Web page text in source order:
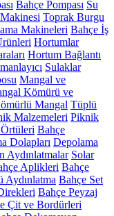
Bahçe Pompası Su
Toprak Burgu
Makineleri Bahçe İş
Hortumlar
Hortum Bağlantı
Sulaklar
Mangal ve
Kömürü ve
Mangal Tüplü
Malzemeleri Piknik
Bahçe
Dolapları Depolama
Aydınlatmalar Solar
Aplikleri Bahçe
Aydınlatma Bahçe Set
Bahçe Peyzaj
Çit ve Bordürleri